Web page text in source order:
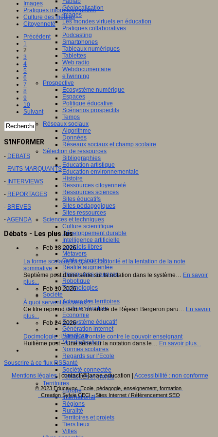
Géolocalisation
Images
Les mondes virtuels en éducation
Pratiques collaboratives
Podcasting
Smartphones
Tableaux numériques
Tablettes
Web radio
Webdocumentaire
eTwinning
Prospective
Ecosystème numérique
Espaces
Politique éducative
Scénarios prospectifs
Temps
Réseaux sociaux
Algorithme
Données
Réseaux sociaux et champ scolaire
Sélection de ressources
Bibliographies
Education artistique
Education environnementale
Histoire
Ressources citoyenneté
Ressources sciences
Sites éducatifs
Sites pédagogiques
Sites ressources
Sciences et techniques
Culture scientifique
Développement durable
Intelligence artificielle
Logiciels libres
Métavers
Outils et logiciels
Réalité augmentée
Ressources sciences
Robotique
Technologies
Société
Acteurs des territoires
Ecole et structure
Economie
Ecosystème éducatif
Génération internet
Handicap
Mondialisation
Normes scolaires
Regards sur l’Ecole
Santé
Société connectée
Territoires et projets
Territoires
Europe
International
Régions
Ruralité
Territoires et projets
Tiers lieux
Villes
Images
Pratiques informationnelles
Culture des médias
Citoyenneté
Précédent
1
2
3
4
5
6
7
8
9
10
Suivant
S'INFORMER
- DEBATS
- FAITS MARQUANTS
- INTERVIEWS
- REPORTAGES
- BREVES
-AGENDA
Débats - Les plus lus
Feb 18 2026
La forme scolaire française, l’autorité et la tentation de la note
sommative
Septième post d’une série sur la notation dans le système… En savoir
plus...
Feb 10 2026
À quoi servent les vieux ?
Ce titre reprend celui d’un article de Réjean Bergeron paru… En savoir
plus...
Feb 24 2026
Docimologie : l’attaque frontale contre le pouvoir enseignant
Huitième post – Une série sur la notation dans le… En savoir plus...
Souscrire à ce flux RSS
Mentions légales| contact[@]anae.education | Accessibilité : non conforme
© 2023 Educavox, Ecole, pédagogie, enseignement, formation
Creation Sylvie CECI - Sites Internet / Référencement SEO